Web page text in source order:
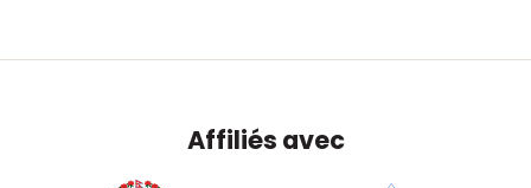
Affiliés avec